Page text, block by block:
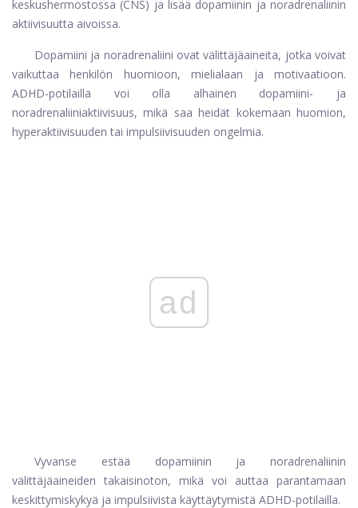
keskushermostossa (CNS) ja lisää dopamiinin ja noradrenaliinin
aktiivisuutta aivoissa.
Dopamiini ja noradrenaliini ovat välittäjäaineita, jotka voivat
vaikuttaa henkilön huomioon, mielialaan ja motivaatioon.
ADHD-potilailla voi olla alhainen dopamiini- ja
noradrenaliiniaktiivisuus, mikä saa heidät kokemaan huomion,
hyperaktiivisuuden tai impulsiivisuuden ongelmia.
ad
Vyvanse estää dopamiinin ja noradrenaliinin
välittäjäaineiden takaisinoton, mikä voi auttaa parantamaan
keskittymiskykyä ja impulsiivista käyttäytymistä ADHD-potilailla.